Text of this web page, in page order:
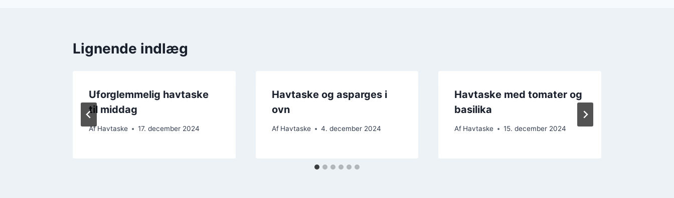
Lignende indlæg
Uforglemmelig havtaske
til middag
Af Havtaske 17. december 2024
Havtaske og asparges i
ovn
Af Havtaske 4. december 2024
Havtaske med tomater og
basilika
Af Havtaske 15. december 2024